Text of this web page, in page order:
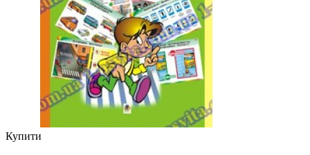
Купити